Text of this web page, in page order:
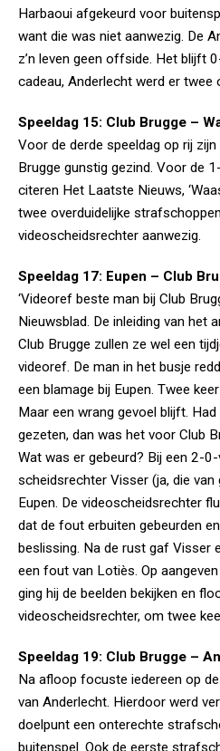
Harbaoui afgekeurd voor
want die was niet aanwezig. De
z’n leven geen offside. Het blijft
cadeau, Anderlecht werd er twee
Speeldag 15: Club Brugge –
Voor de derde speeldag op rij
Brugge gunstig gezind. Voor de
citeren Het Laatste Nieuws,
twee overduidelijke
videoscheidsrechter aanwezig.
Speeldag 17: Eupen – Club
‘Videoref beste man bij Club
Nieuwsblad. De inleiding van het
Club Brugge zullen ze wel een
videoref. De man in het busje
een blamage bij Eupen. Twee
Maar een wrang gevoel blijft.
gezeten, dan was het voor Club
Wat was er gebeurd? Bij een 2-
scheidsrechter Visser (ja, die
Eupen. De videoscheidsrechter
dat de fout erbuiten gebeurden
beslissing. Na de rust gaf Visser
een fout van Lotiès. Op
ging hij de beelden bekijken en
videoscheidsrechter, om twee
Speeldag 19: Club Brugge –
Na afloop focuste iedereen op
van Anderlecht. Hierdoor werd
doelpunt een onterechte
buitenspel. Ook de eerste